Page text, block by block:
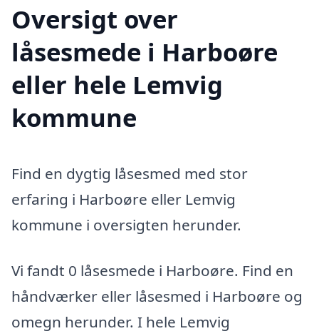
Oversigt over
låsesmede i Harboøre
eller hele Lemvig
kommune
Find en dygtig låsesmed med stor
erfaring i Harboøre eller Lemvig
kommune i oversigten herunder.
Vi fandt 0 låsesmede i Harboøre. Find en
håndværker eller låsesmed i Harboøre og
omegn herunder. I hele Lemvig